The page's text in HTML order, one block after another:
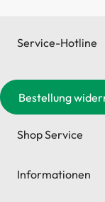
Service-Hotline
Bestellung
Shop Service
Informationen